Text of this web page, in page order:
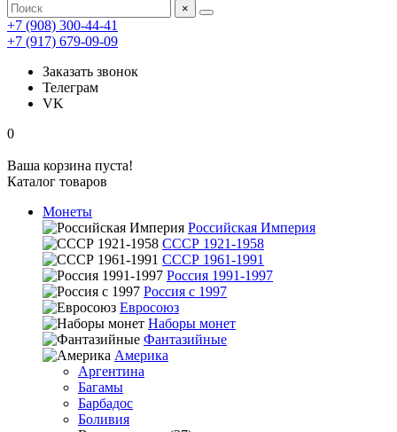
×
+7 (908) 300-44-41
+7 (917) 679-09-09
Заказать звонок
Телеграм
VK
0
Ваша корзина пуста!
Каталог товаров
Монеты
Российская Империя
СССР 1921-1958
СССР 1961-1991
Россия 1991-1997
Россия с 1997
Евросоюз
Наборы монет
Фантазийные
Америка
Аргентина
Багамы
Барбадос
Боливия